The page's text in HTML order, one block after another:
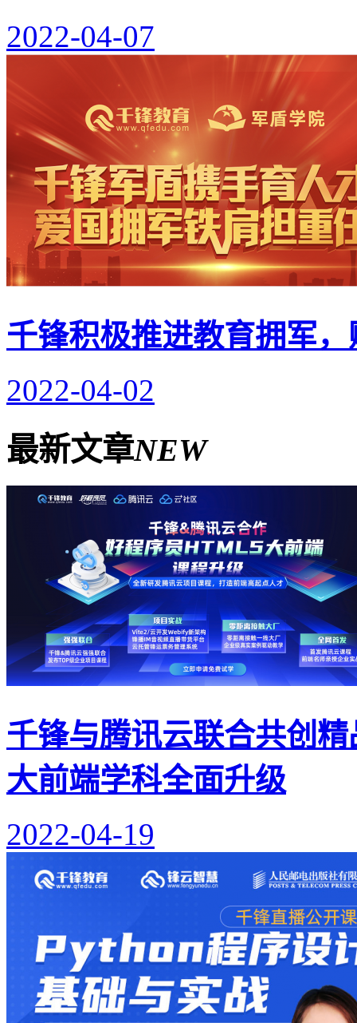
2022-04-07
千锋积极推进教育拥军
2022-04-02
最新文章NEW
千锋与腾讯云联合共创
大前端学科全面升级
2022-04-19